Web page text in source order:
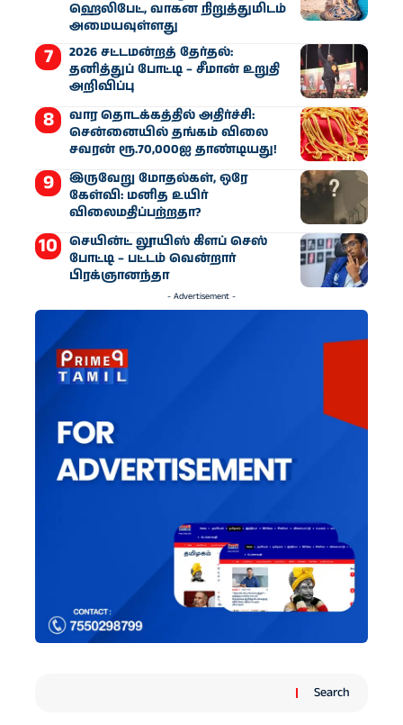
ஹெலிபேட், வாகன நிறுத்துமிடம்
அமையவுள்ளது
2026 சட்டமன்றத் தேர்தல்:
தனித்துப் போட்டி – சீமான் உறுதி
அறிவிப்பு
வார தொடக்கத்தில் அதிர்ச்சி:
சென்னையில் தங்கம் விலை
சவரன் ரூ.70,000ஐ தாண்டியது!
இருவேறு மோதல்கள், ஒரே
கேள்வி: மனித உயிர்
விலைமதிப்பற்றதா?
செயின்ட் லூயிஸ் கிளப் செஸ்
போட்டி – பட்டம் வென்றார்
பிரக்ஞானந்தா
- Advertisement -
Search